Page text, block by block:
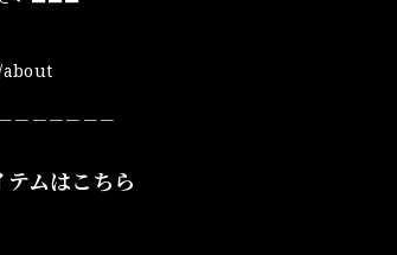
about
－－－－－－
テムはこちら